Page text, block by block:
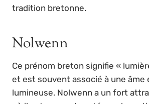
tradition bretonne.
Nolwenn
Ce prénom breton signifie «
et est souvent associé à une
lumineuse. Nolwenn a un fort